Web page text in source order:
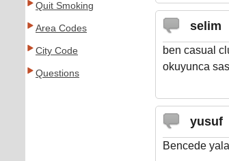
selim
ben casual
okuyunca
yusuf
Bencede
Quit Smoking
Area Codes
City Code
Questions